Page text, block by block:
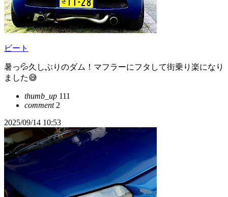
ビート
暑っ💦久しぶりのダム！マフラーにフタして街乗り楽になり
ました😅
thumb_up 111
comment2
2025/09/14 10:53